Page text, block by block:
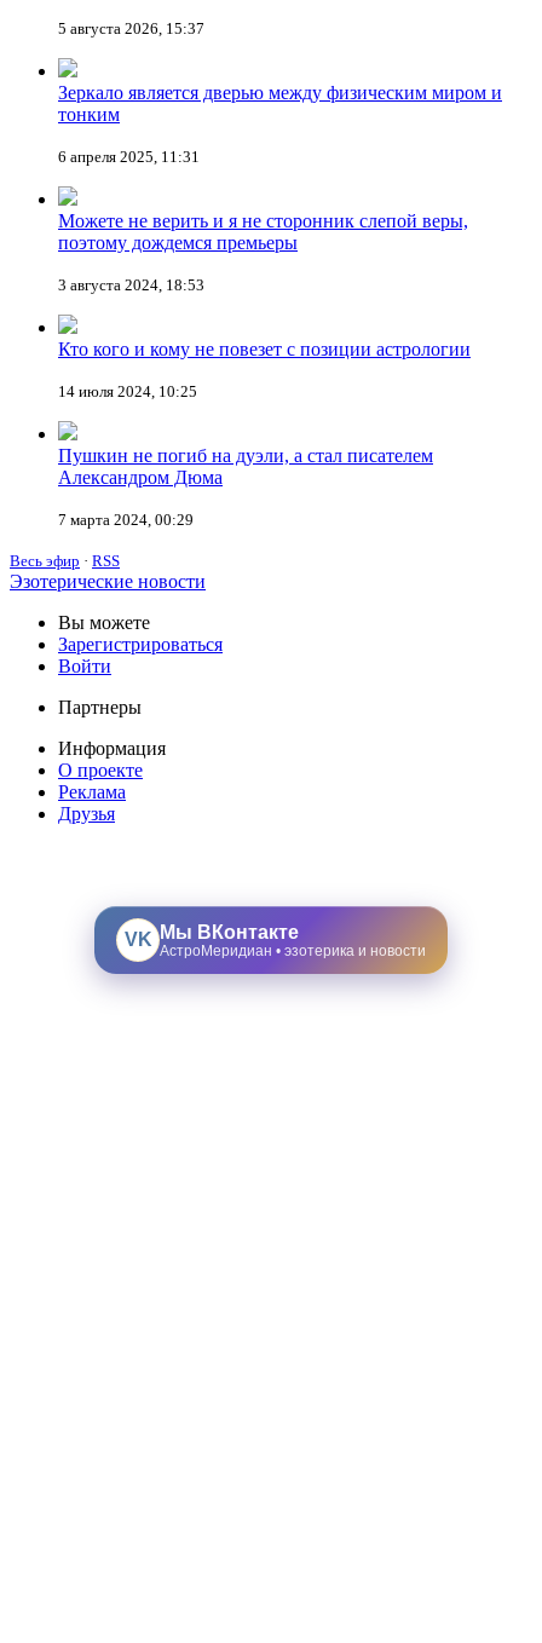
5 августа 2026, 15:37
Зеркало является дверью между физическим миром и
тонким
6 апреля 2025, 11:31
Можете не верить и я не сторонник слепой веры,
поэтому дождемся премьеры
3 августа 2024, 18:53
Кто кого и кому не повезет с позиции астрологии
14 июля 2024, 10:25
Пушкин не погиб на дуэли, а стал писателем
Александром Дюма
7 марта 2024, 00:29
Весь эфир · RSS
Эзотерические новости
Вы можете
Зарегистрироваться
Войти
Партнеры
Информация
О проекте
Реклама
Друзья
VK Мы ВКонтакте
АстроМеридиан • эзотерика и новости